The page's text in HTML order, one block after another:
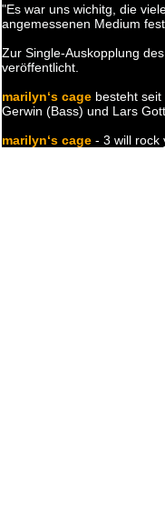
"Es war uns wichitg, die
angemessenen Medium
Zur Single-Auskopplung
veröffentlicht.
marilyn‘s cage besteht
Gerwin (Bass) und Lars
marilyn‘s cage - 3 will rock